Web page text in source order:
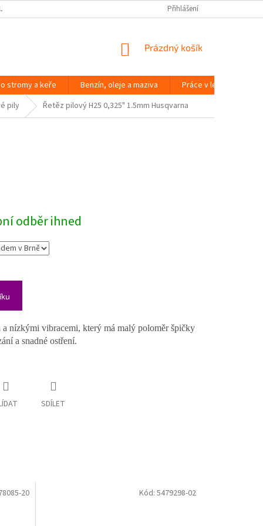
ZAHRADNÍ TECHNIKY BRNO SLOVNÍK POJMŮ
Přihlášení
NÁKUPNÍ
Prázdný košík
stromy a keře Benzín, oleje a maziva Práce v lese
pily Řetěz pilový H25 0,325" 1.5mm Husqvarna
odběr ihned
nízkými vibracemi, který má malý poloměr špičky
a snadné ostření.
SDÍLET
20 Kód: 5479298-02